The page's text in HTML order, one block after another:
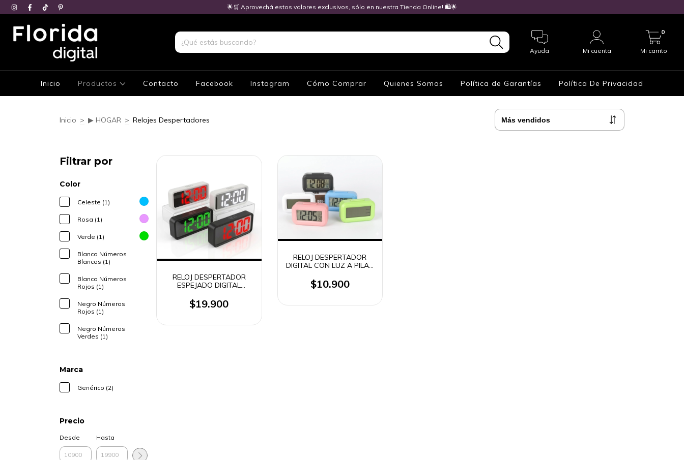
🌟🛒 Aprovechá estos valores exclusivos, sólo en nuestra Tienda Online! 🛍️🌟
Ayuda Mi cuenta Mi carrito
0
Inicio Productos Contacto Facebook Instagram Cómo Comprar Quienes Somos Política de Garantías Política De Privacidad
Inicio > ▶ HOGAR > Relojes Despertadores
Filtrar por
Color
Celeste (1)
Rosa (1)
Verde (1)
Blanco Números
Blancos (1)
Blanco Números
Rojos (1)
Negro Números
Rojos (1)
Negro Números
Verdes (1)
Marca
Genérico (2)
Precio
Desde Hasta
RELOJ DESPERTADOR
ESPEJADO DIGITAL
$19.900
RELOJ DESPERTADOR
DIGITAL CON LUZ A PILAS
$10.900